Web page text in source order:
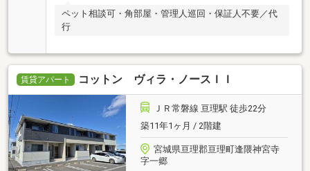
ペット相談可・角部屋・管理人巡回・保証人不要／代
行
賃貸アパート コットン ヴィラ・ノースＩＩ
ＪＲ常磐線 亘理駅 徒歩22分
築11年1ヶ月 / 2階建
宮城県亘理郡亘理町逢隈神宮寺
字一郷